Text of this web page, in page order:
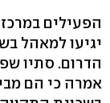
הפעילים
יגיעו למאהל
הדרום. סתיו
אמרה כי הם